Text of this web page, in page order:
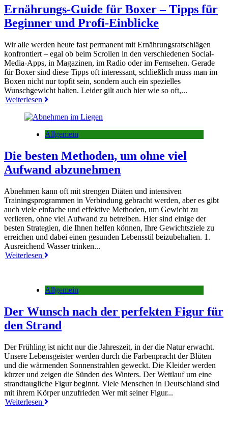
Ernährungs-Guide für Boxer – Tipps für
Beginner und Profi-Einblicke
Wir alle werden heute fast permanent mit Ernährungsratschlägen
konfrontiert – egal ob beim Scrollen in den verschiedenen Social-
Media-Apps, in Magazinen, im Radio oder im Fernsehen. Gerade
für Boxer sind diese Tipps oft interessant, schließlich muss man im
Boxen nicht nur topfit sein, sondern auch ein spezielles
Wunschgewicht halten. Leider gilt auch hier wie so oft,...
Weiterlesen
Allgemein
Die besten Methoden, um ohne viel
Aufwand abzunehmen
Abnehmen kann oft mit strengen Diäten und intensiven
Trainingsprogrammen in Verbindung gebracht werden, aber es gibt
auch viele einfache und effektive Methoden, um Gewicht zu
verlieren, ohne viel Aufwand zu betreiben. Hier sind einige der
besten Strategien, die Ihnen helfen können, Ihre Gewichtsziele zu
erreichen und dabei einen gesunden Lebensstil beizubehalten. 1.
Ausreichend Wasser trinken...
Weiterlesen
Allgemein
Der Wunsch nach der perfekten Figur für
den Strand
Der Frühling ist nicht nur die Jahreszeit, in der die Natur erwacht.
Unsere Lebensgeister werden durch die Farbenpracht der Blüten
und die wärmenden Sonnenstrahlen geweckt. Die Kleider werden
kürzer und zeigen die Sünden des Winters. Der Wettlauf um eine
strandtaugliche Figur beginnt. Viele Menschen in Deutschland sind
mit ihrem Körper unzufrieden Wer mit seiner Figur...
Weiterlesen